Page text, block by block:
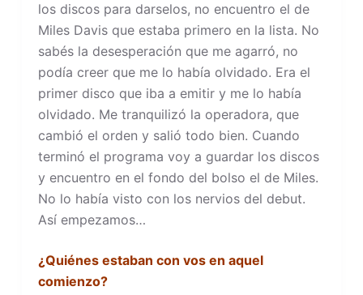
los discos para darselos, no encuentro el de
Miles Davis que estaba primero en la lista. No
sabés la desesperación que me agarró, no
podía creer que me lo había olvidado. Era el
primer disco que iba a emitir y me lo había
olvidado. Me tranquilizó la operadora, que
cambió el orden y salió todo bien. Cuando
terminó el programa voy a guardar los discos
y encuentro en el fondo del bolso el de Miles.
No lo había visto con los nervios del debut.
Así empezamos…
¿Quiénes estaban con vos en aquel
comienzo?